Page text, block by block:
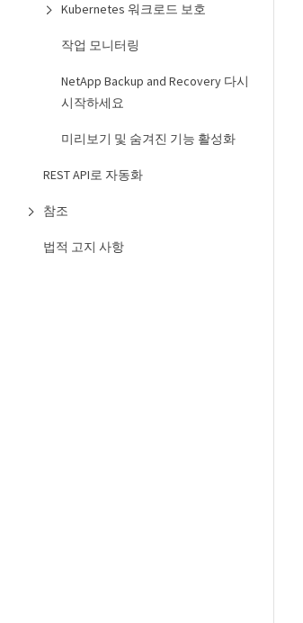
Kubernetes 워크로드 보호
작업 모니터링
NetApp Backup and Recovery 다시
시작하세요
미리보기 및 숨겨진 기능 활성화
REST API로 자동화
참조
법적 고지 사항